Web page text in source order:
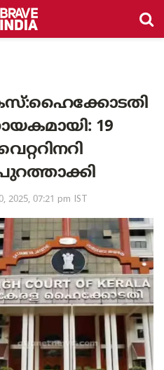
19
2025, 07:21 pm IST